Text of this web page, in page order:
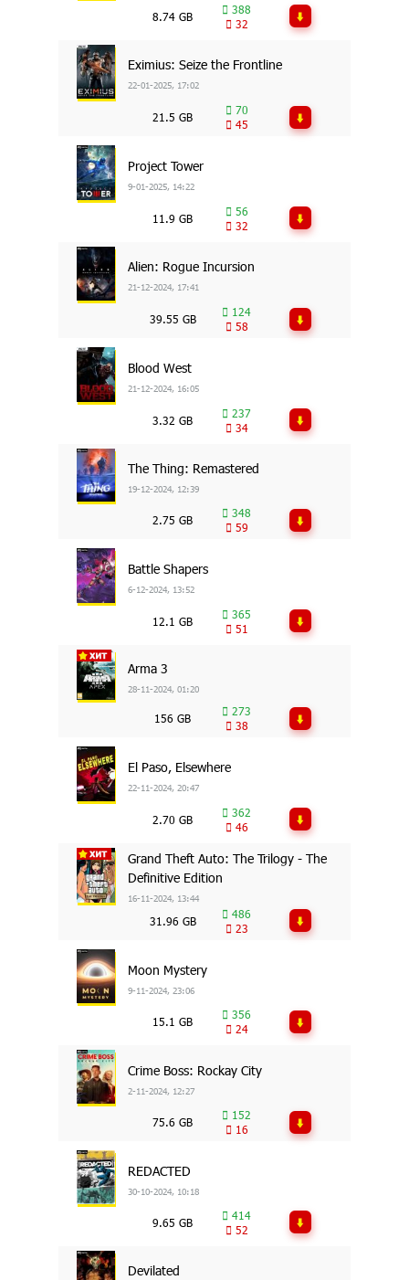
8.74 GB
388
32
Eximius: Seize the Frontline
22-01-2025, 17:02
21.5 GB
70
45
Project Tower
9-01-2025, 14:22
11.9 GB
56
32
Alien: Rogue Incursion
21-12-2024, 17:41
39.55 GB
124
58
Blood West
21-12-2024, 16:05
3.32 GB
237
34
The Thing: Remastered
19-12-2024, 12:39
2.75 GB
348
59
Battle Shapers
6-12-2024, 13:52
12.1 GB
365
51
Arma 3
28-11-2024, 01:20
156 GB
273
38
El Paso, Elsewhere
22-11-2024, 20:47
2.70 GB
362
46
Grand Theft Auto: The Trilogy - The
Definitive Edition
16-11-2024, 13:44
31.96 GB
486
23
Moon Mystery
9-11-2024, 23:06
15.1 GB
356
24
Crime Boss: Rockay City
2-11-2024, 12:27
75.6 GB
152
16
REDACTED
30-10-2024, 10:18
9.65 GB
414
52
Devilated